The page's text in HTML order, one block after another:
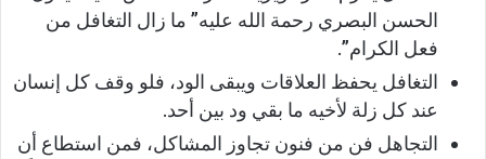
الحسن البصري رحمة الله عليه” ما زال التغافل من
فعل الكرام”.
التغافل يحفظ العلاقات ويبقى الود، فلو وقف كل إنسان
عند كل زلة لأخيه ما بقي ود بين أحد.
التجاهل فن من فنون تجاوز المشاكل، فمن استطاع أن